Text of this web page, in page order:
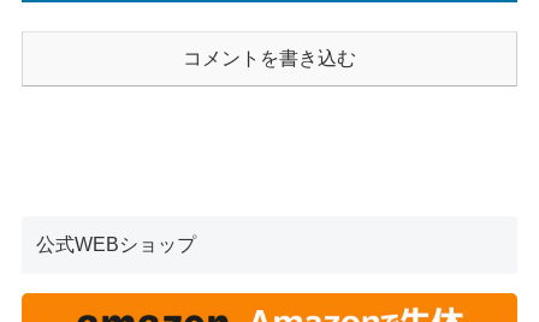
コメントを書き込む
公式WEBショップ